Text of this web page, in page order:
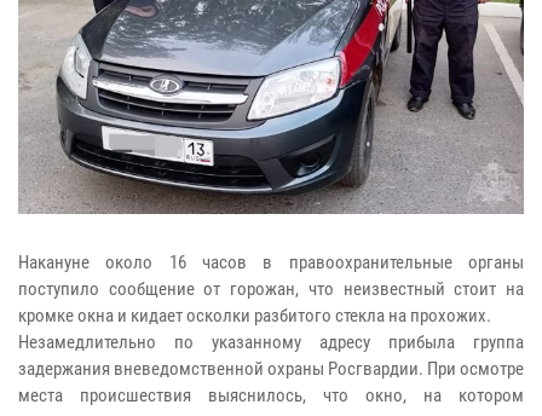
Накануне около 16 часов в правоохранительные органы
поступило сообщение от горожан, что неизвестный стоит на
кромке окна и кидает осколки разбитого стекла на прохожих.
Незамедлительно по указанному адресу прибыла группа
задержания вневедомственной охраны Росгвардии. При осмотре
места происшествия выяснилось, что окно, на котором